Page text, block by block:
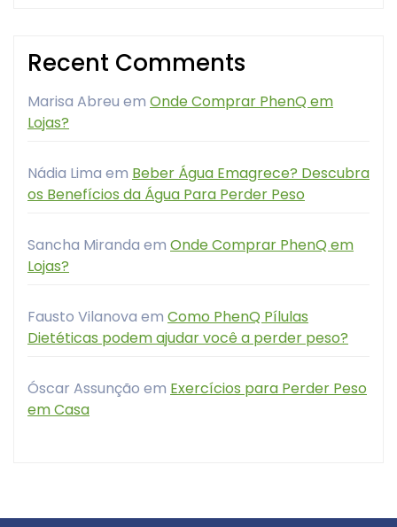
Recent Comments
Marisa Abreu em Onde Comprar PhenQ em
Lojas?
Nádia Lima em Beber Água Emagrece? Descubra
os Benefícios da Água Para Perder Peso
Sancha Miranda em Onde Comprar PhenQ em
Lojas?
Fausto Vilanova em Como PhenQ Pílulas
Dietéticas podem ajudar você a perder peso?
Óscar Assunção em Exercícios para Perder Peso
em Casa